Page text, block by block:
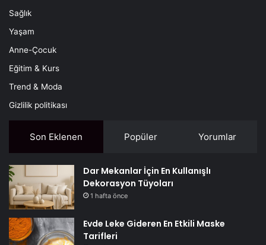
Sağlık
Yaşam
Anne-Çocuk
Eğitim & Kurs
Trend & Moda
Gizlilik politikası
Son Eklenen Popüler Yorumlar
Dar Mekanlar İçin En Kullanışlı
Dekorasyon Tüyoları
1 hafta önce
Evde Leke Gideren En Etkili Maske
Tarifleri